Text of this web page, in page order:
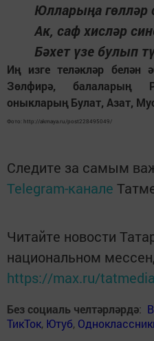
Юлларыңа гөлләр
Ак, саф хисләр
Бәхет үзе булып
Иң изге теләкләр белән
Зөлфирә, балаларың
оныкларың Булат, Азат,
Фото: http://akmaya.ru/post228495049/
Следите за самым
Telegram-канале
Читайте новости
национальном
https://max.ru/tatmedia
Без социаль челтәрләрдә:
ТикТок, Ютуб,